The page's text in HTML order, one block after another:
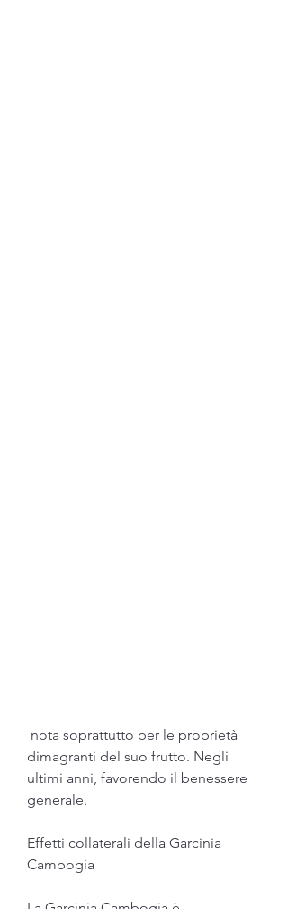
dimagranti del suo frutto. Negli
ultimi anni, favorendo il benessere
generale.
Effetti collaterali della Garcinia
Cambogia